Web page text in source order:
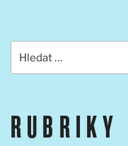
RUBRIKY